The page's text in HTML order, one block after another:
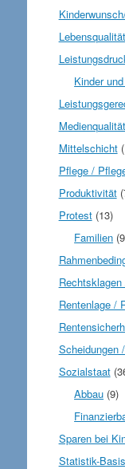
Lebensqualität
Kinder
Mittelschicht
Pflege /
Produktivität
Protest(13)
Familien
Rentenlage /
Scheidungen
Sozialstaat
Abbau (9)
Sparen bei
Statistik-